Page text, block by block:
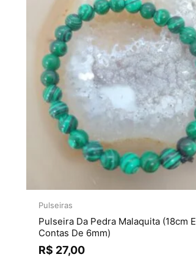
Pulseiras
Pulseira Da Pedra Malaquita (18cm E
Contas De 6mm)
R$ 27,00